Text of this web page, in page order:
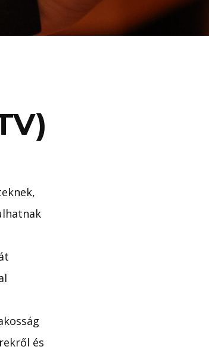
és